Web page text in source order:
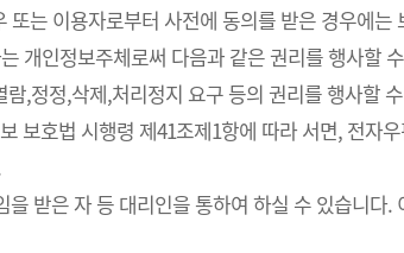
는 이용자로부터 사전에 동의를 받은 경우에
개인정보주체로써 다음과 같은 권리를 행사할
,정정,삭제,처리정지 요구 등의 권리를 행사할
호법 시행령 제41조제1항에 따라 서면, 전자
받은 자 등 대리인을 통하여 하실 수 있습니다.